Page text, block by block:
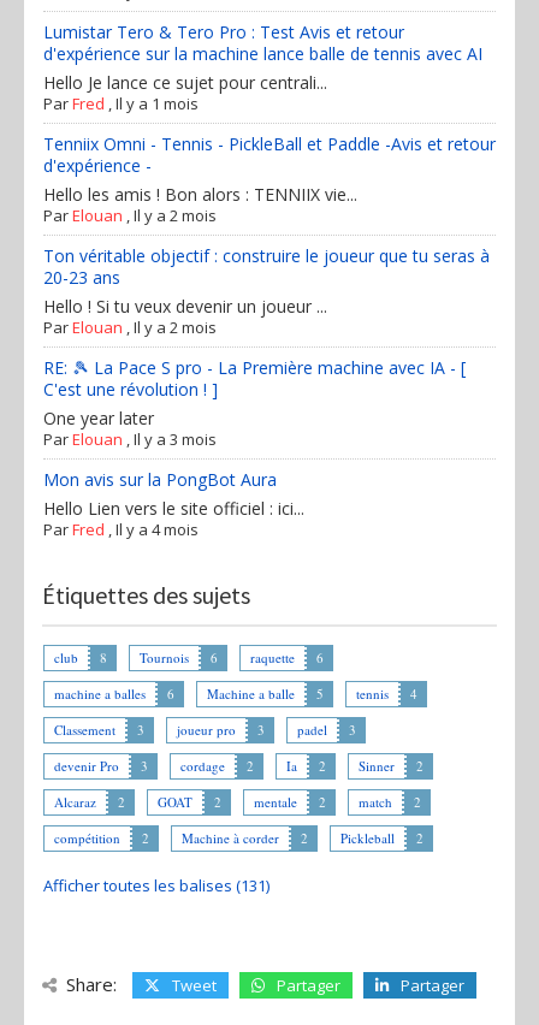
Lumistar Tero & Tero Pro : Test Avis et retour
d'expérience sur la machine lance balle de tennis avec AI
Hello Je lance ce sujet pour centrali...
ParFred ,Il y a 1 mois
Tenniix Omni - Tennis - PickleBall et Paddle -Avis et retour
d'expérience -
Hello les amis ! Bon alors : TENNIIX vie...
ParElouan ,Il y a 2 mois
Ton véritable objectif : construire le joueur que tu seras à
20-23 ans
Hello ! Si tu veux devenir un joueur ...
ParElouan ,Il y a 2 mois
RE: 🎾 La Pace S pro - La Première machine avec IA - [
C'est une révolution ! ]
One year later
ParElouan ,Il y a 3 mois
Mon avis sur la PongBot Aura
Hello Lien vers le site officiel : ici...
ParFred ,Il y a 4 mois
Étiquettes des sujets
club 8 Tournois 6 raquette
6
machine a balles
6 Machine a balle 5 tennis
4
Classement
3 joueur pro 3 padel
3
devenir Pro
3 cordage 2 Ia 2 Sinner
2
Alcaraz
2 GOAT 2 mentale 2 match
2
compétition
2 Machine à corder 2 Pickleball 2
Afficher toutes les balises (131)
Share: Tweet Partager Partager